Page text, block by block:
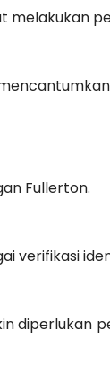
melakukan
Fullerton.
verifikasi
diperlukan